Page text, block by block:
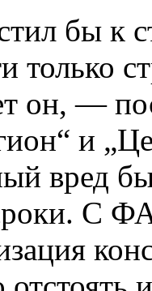
бы к
только
он, —
и
вред
С